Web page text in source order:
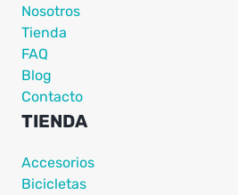
Nosotros
Tienda
FAQ
Blog
Contacto
TIENDA
Accesorios
Bicicletas